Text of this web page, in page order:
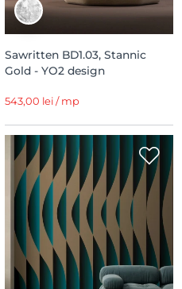
Sawritten BD1.03, Stannic
Gold - YO2 design
543,00 lei / mp